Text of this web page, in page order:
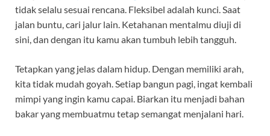
tidak selalu sesuai rencana. Fleksibel adalah kunci. Saat
jalan buntu, cari jalur lain. Ketahanan mentalmu diuji di
sini, dan dengan itu kamu akan tumbuh lebih tangguh.
Tetapkan yang jelas dalam hidup. Dengan memiliki arah,
kita tidak mudah goyah. Setiap bangun pagi, ingat kembali
mimpi yang ingin kamu capai. Biarkan itu menjadi bahan
bakar yang membuatmu tetap semangat menjalani hari.